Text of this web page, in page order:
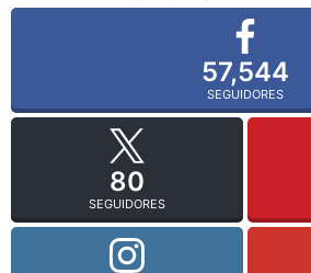
57,544
SEGUIDORES
80
SEGUIDORES